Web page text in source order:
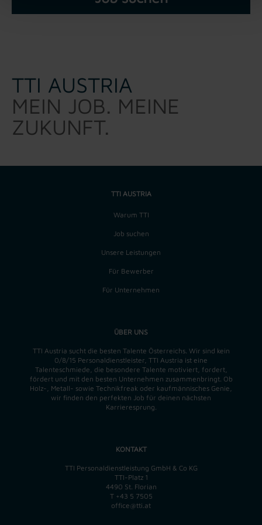
TTI AUSTRIA
MEIN JOB. MEINE
ZUKUNFT.
TTI AUSTRIA
Warum TTI
Job suchen
Unsere Leistungen
Für Bewerber
Für Unternehmen
ÜBER UNS
TTI Austria sucht die besten Talente Österreichs. Wir sind kein
0/8/15 Personaldienstleister, TTI Austria ist eine
Talenteschmiede, die besondere Talente motiviert, fordert,
fördert und mit den besten Unternehmen zusammenbringt. Ob
Holz-, Metall- sowie Technikfreak oder kaufmännisches Genie,
wir finden den perfekten Job für deinen nächsten
Karrieresprung.
KONTAKT
TTI Personaldienstleistung GmbH & Co KG
TTI-Platz 1
4490 St. Florian
T +43 5 7505
office@tti.at